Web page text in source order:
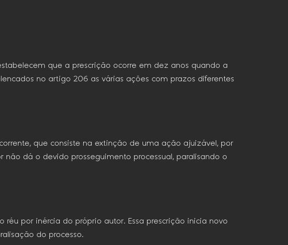
que a prescrição ocorre em dez anos quando a
no artigo 206 as várias ações com prazos diferentes
que consiste na extinção de uma ação ajuizável, por
dá o devido prosseguimento processual, paralisando o
por inércia do próprio autor. Essa prescrição inicia novo
do processo.